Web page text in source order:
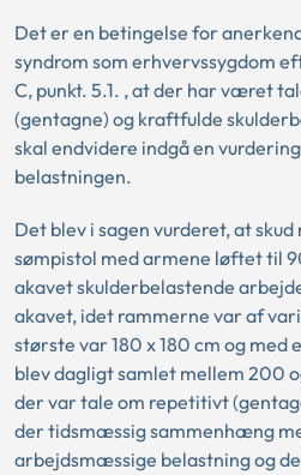
Det er en betingelse for
syndrom som erhvervssygdom
C, punkt. 5.1. , at der har været
(gentagne) og kraftfulde
skal endvidere indgå en
belastningen.
Det blev i sagen vurderet, at
sømpistol med armene løftet til
akavet skulderbelastende
akavet, idet rammerne var af
største var 180 x 180 cm og med
blev dagligt samlet mellem 200
der var tale om repetitivt
der tidsmæssig sammenhæng
arbejdsmæssige belastning og